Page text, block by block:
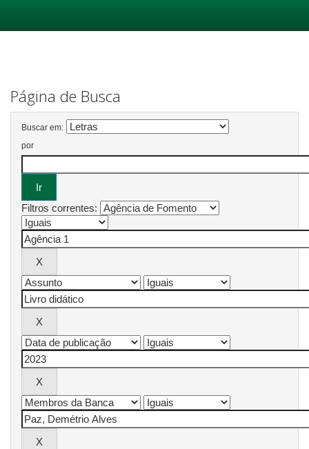
Página de Busca
Buscar em:
por
Filtros correntes: